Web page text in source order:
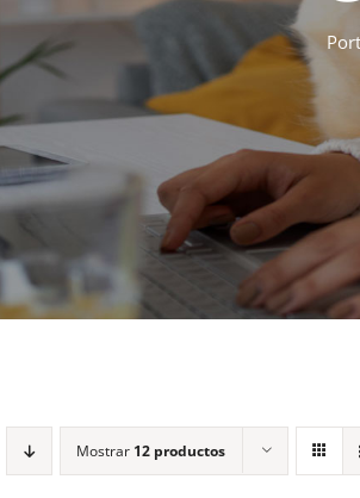
Mostrar 12 productos